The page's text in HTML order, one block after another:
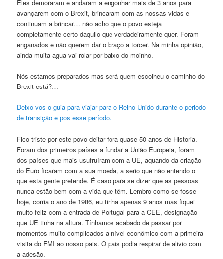
Eles demoraram e andaram a engonhar mais de 3 anos para
avançarem com o Brexit, brincaram com as nossas vidas e
continuam a brincar… não acho que o povo esteja
completamente certo daquilo que verdadeiramente quer. Foram
enganados e não querem dar o braço a torcer. Na minha opinião,
ainda muita agua vai rolar por baixo do moinho.
Nós estamos preparados mas será quem escolheu o caminho do
Brexit está?…
Deixo-vos o guia para viajar para o Reino Unido durante o periodo
de transição e pos esse período.
Fico triste por este povo deitar fora quase 50 anos de Historia.
Foram dos primeiros países a fundar a União Europeia, foram
dos países que mais usufruíram com a UE, aquando da criação
do Euro ficaram com a sua moeda, a serio que não entendo o
que esta gente pretende. É caso para se dizer que as pessoas
nunca estão bem com a vida que têm. Lembro como se fosse
hoje, corria o ano de 1986, eu tinha apenas 9 anos mas fiquei
muito feliz com a entrada de Portugal para a CEE, designação
que UE tinha na altura. Tínhamos acabado de passar por
momentos muito complicados a nível econômico com a primeira
visita do FMI ao nosso pais. O pais podia respirar de alivio com
a adesão.